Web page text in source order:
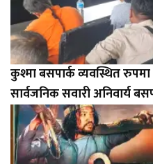
कुश्मा बसपार्क व्यवस्थित
सार्वजनिक सवारी अनिवार्य